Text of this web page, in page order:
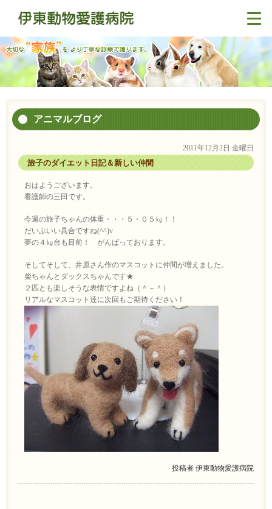
アニマルブログ
2011年12月2日 金曜日
旅子のダイエット日記＆新しい仲間
おはようございます。
看護師の三田です。
今週の旅子ちゃんの体重・・・５・０５㎏！！
だいぶいい具合ですね(^^)v
夢の４㎏台も目前！ がんばっております。
そしてそして、井原さん作のマスコットに仲間が増えました。
柴ちゃんとダックスちゃんです★
２匹とも楽しそうな表情ですよね（＾－＾）
リアルなマスコット達に次回もご期待ください！
投稿者 伊東動物愛護病院